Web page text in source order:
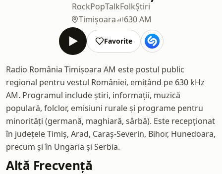
RockPopTalkFolkȘtiri
Timișoara
630 AM
Favorite
Radio România Timișoara AM este postul public
regional pentru vestul României, emițând pe 630 kHz
AM. Programul include știri, informații, muzică
populară, folclor, emisiuni rurale și programe pentru
minorități (germană, maghiară, sârbă). Este recepționat
în județele Timiș, Arad, Caraș-Severin, Bihor, Hunedoara,
precum și în Ungaria și Serbia.
Altă Frecvență